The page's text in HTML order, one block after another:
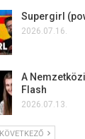
Supergirl
2026.07.16.
A
Flash
2026.07.13.
KÖVETKEZŐ